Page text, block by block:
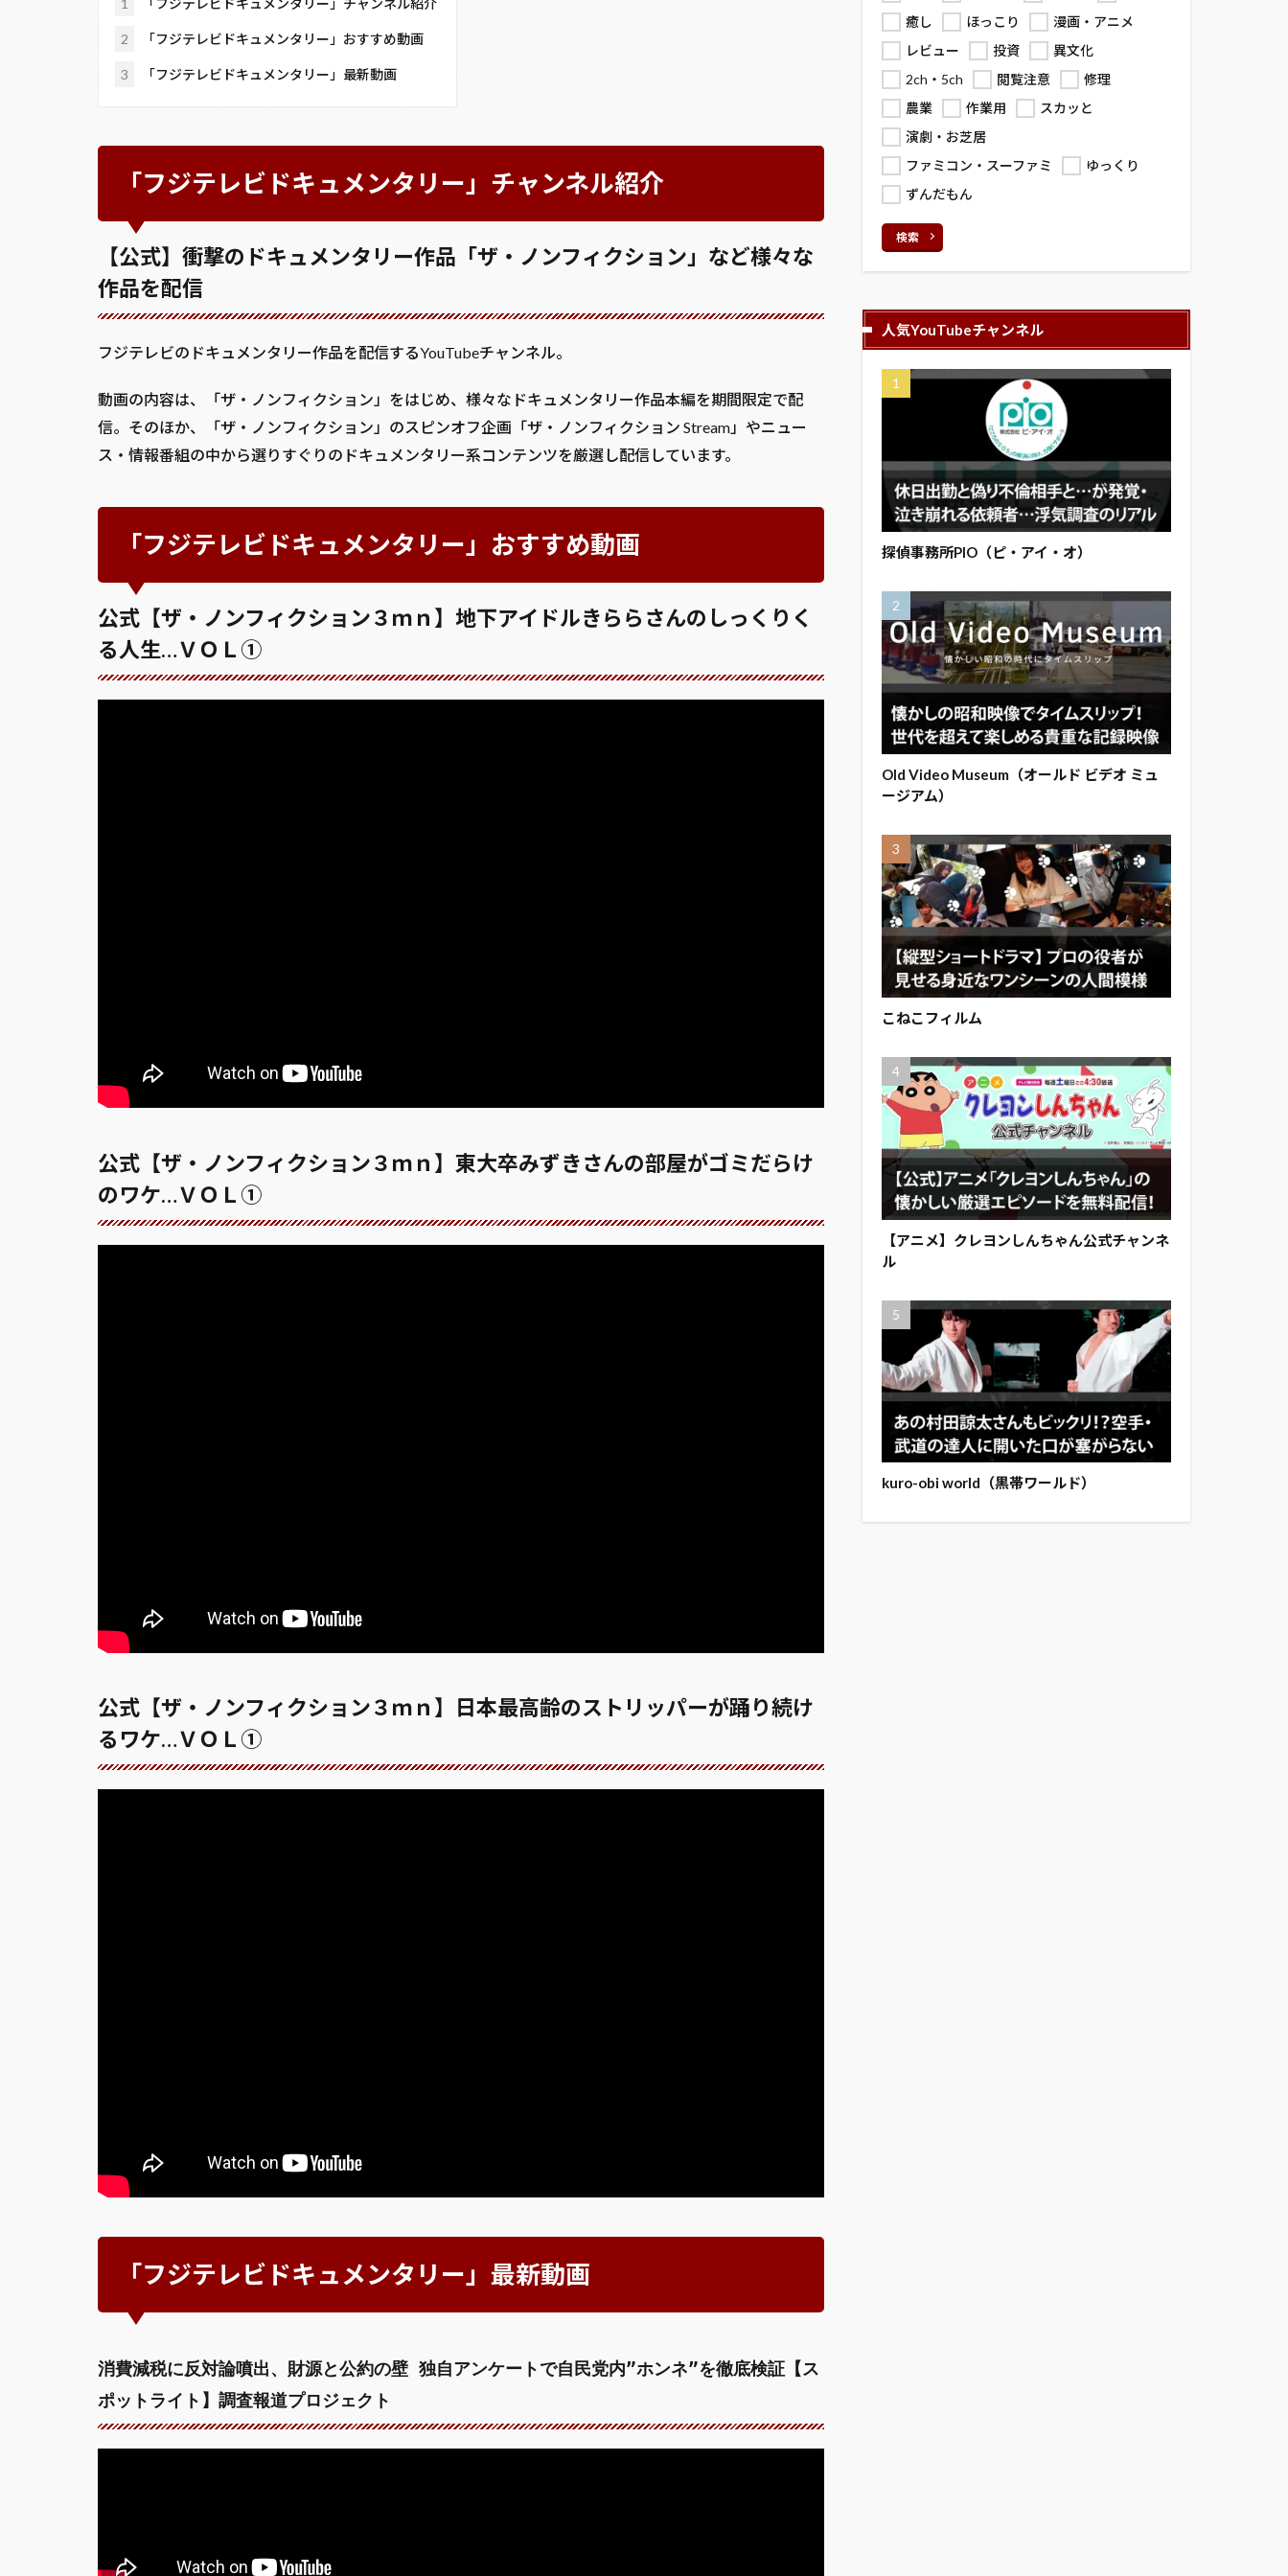
1 「フジテレビドキュメンタリー」チャンネル紹介
2 「フジテレビドキュメンタリー」おすすめ動画
3 「フジテレビドキュメンタリー」最新動画
「フジテレビドキュメンタリー」チャンネル紹介
【公式】衝撃のドキュメンタリー作品「ザ・ノンフィクション」など様々な
作品を配信
フジテレビのドキュメンタリー作品を配信するYouTubeチャンネル。
動画の内容は、「ザ・ノンフィクション」をはじめ、様々なドキュメンタリー作品本編を期間限定で配
信。そのほか、「ザ・ノンフィクション」のスピンオフ企画「ザ・ノンフィクション Stream」やニュー
ス・情報番組の中から選りすぐりのドキュメンタリー系コンテンツを厳選し配信しています。
「フジテレビドキュメンタリー」おすすめ動画
公式【ザ・ノンフィクション３ｍｎ】地下アイドルきららさんのしっくりく
る人生…ＶＯＬ①
公式【ザ・ノンフィクション３ｍｎ】東大卒みずきさんの部屋がゴミだらけ
のワケ…ＶＯＬ①
公式【ザ・ノンフィクション３ｍｎ】日本最高齢のストリッパーが踊り続け
るワケ…ＶＯＬ①
「フジテレビドキュメンタリー」最新動画
消費減税に反対論噴出、財源と公約の壁 独自アンケートで自民党内”ホンネ”を徹底検証【ス
ポットライト】調査報道プロジェクト
癒し
ほっこり
漫画・アニメ
レビュー
投資
異文化
2ch・5ch
閲覧注意
修理
農業
作業用
スカッと
演劇・お芝居
ファミコン・スーファミ
ゆっくり
ずんだもん
検索
人気YouTubeチャンネル
探偵事務所PIO（ピ・アイ・オ）
Old Video Museum（オールド ビデオ ミュ
ージアム）
こねこフィルム
【アニメ】クレヨンしんちゃん公式チャンネ
ル
kuro-obi world（黒帯ワールド）